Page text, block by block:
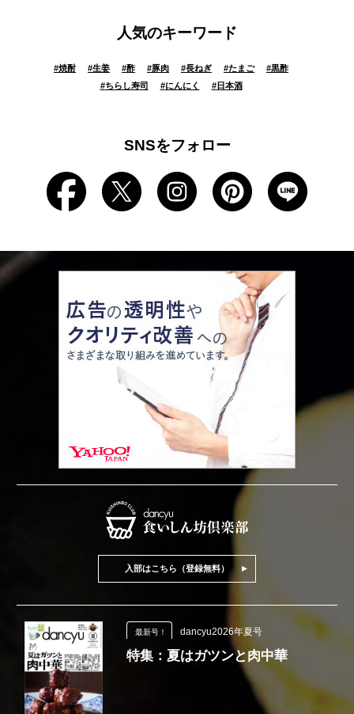
人気のキーワード
#焼酎 #生姜 #酢 #豚肉 #長ねぎ #たまご #黒酢
#ちらし寿司 #にんにく #日本酒
SNSをフォロー
入部はこちら（登録無料）
最新号！ dancyu2026年夏号
特集：夏はガツンと肉中華